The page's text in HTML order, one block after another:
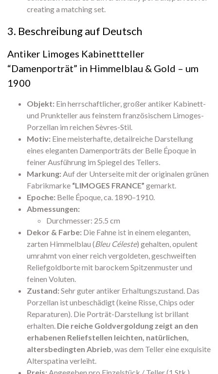
creating a matching set.
3. Beschreibung auf Deutsch
Antiker Limoges Kabinettteller
“Damenporträt” in Himmelblau & Gold – um
1900
Objekt: Ein herrschaftlicher, großer antiker Kabinett-
und Prunkteller aus feinstem französischem Limoges-
Porzellan im reichen Sèvres-Stil.
Motiv: Eine meisterhafte, detailreiche Darstellung
eines eleganten Damenporträts der Belle Époque in
feiner Ausführung im Spiegel des Tellers.
Markung:Auf der Unterseite mit der originalen grünen
Fabrikmarke “LIMOGES FRANCE” gemarkt.
Epoche: Belle Époque, ca. 1890–1910.
Abmessungen:
Durchmesser: 25.5 cm
Dekor & Farbe: Die Fahne ist in einem eleganten,
zarten Himmelblau (Bleu Céleste) gehalten, opulent
umrahmt von einer reich vergoldeten, geschweiften
Reliefgoldborte mit barockem Spitzenmuster und
feinen Voluten.
Zustand:Sehr guter antiker Erhaltungszustand. Das
Porzellan ist unbeschädigt (keine Risse, Chips oder
Reparaturen). Die Porträt-Darstellung ist brillant
erhalten. Die reiche Goldvergoldung zeigt an den
erhabenen Reliefstellen leichten, natürlichen,
altersbedingten Abrieb, was dem Teller eine exquisite
Alterspatina verleiht.